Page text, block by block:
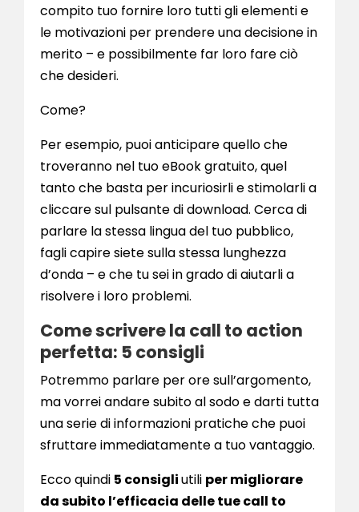
compito tuo fornire loro tutti gli elementi e
le motivazioni per prendere una decisione in
merito – e possibilmente far loro fare ciò
che desideri.
Come?
Per esempio, puoi anticipare quello che
troveranno nel tuo eBook gratuito, quel
tanto che basta per incuriosirli e stimolarli a
cliccare sul pulsante di download. Cerca di
parlare la stessa lingua del tuo pubblico,
fagli capire siete sulla stessa lunghezza
d’onda – e che tu sei in grado di aiutarli a
risolvere i loro problemi.
Come scrivere la call to action
perfetta: 5 consigli
Potremmo parlare per ore sull’argomento,
ma vorrei andare subito al sodo e darti tutta
una serie di informazioni pratiche che puoi
sfruttare immediatamente a tuo vantaggio.
Ecco quindi 5 consigliutili per migliorare
da subito l’efficacia delle tue call to